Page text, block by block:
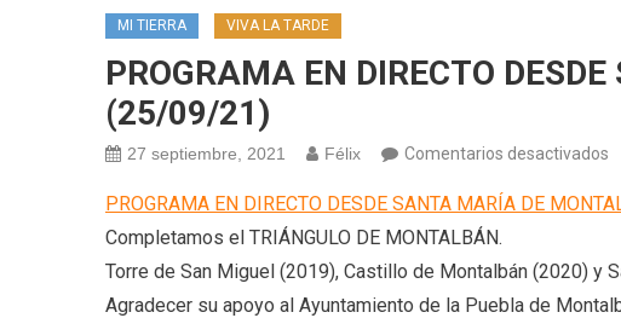
MI TIERRA VIVA LA TARDE
PROGRAMA EN DIRECTO
(25/09/21)
27 septiembre, 2021 Félix Comentarios desactivados
PROGRAMA EN DIRECTO DESDE SANTA MARÍA DE
Completamos el TRIÁNGULO DE MONTALBÁN.
Torre de San Miguel (2019), Castillo de Montalbán (2020) y
Agradecer su apoyo al Ayuntamiento de la Puebla de